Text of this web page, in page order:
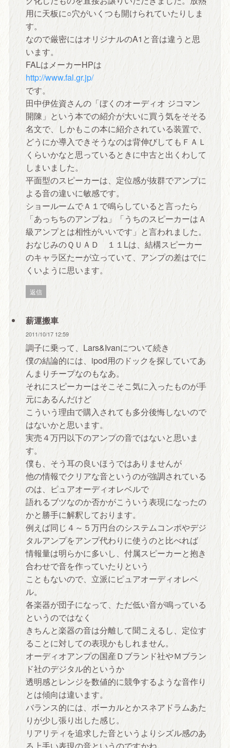
用に天板に○穴がいくつも開けられていたりしま
す。
なので厳密にはオリジナルのA1と音は違うと思
います。
FALはメーカーHPは
http://www.fal.gr.jp/
です。
田中伊佐資さんの「ぼくのオーディオ ジコマン
開陳」という本での紹介が大いに買う気をそそる
名文で、しかもこの本に紹介されている装置で、
どうにか導入できそうなのは背伸びしてもＦＡＬ
くらいかなと思っているときに中古と出くわして
しまいました。
平面型のスピーカーは、定位感が抜群でアンプに
よる音の違いに敏感です。
ショールームでＡ１で鳴らしていると言ったら
「あっちちのアンプね」「うちのスピーカーはＡ
級アンプとは相性がいいです」と言われました。
おなじみのＱＵＡＤ １１Lは、結構スピーカー
のキャラ区たーが立っていて、アンプの差はでに
くいように思います。
返信
薪運搬車
2011/10/17 12:59
調子に乗って、Lars&Ivanについて続き
僕の結論的には、ipod用のドックを探していてあ
んまりチープなのもなあ。
それにスピーカーはそこそこ気に入ったものが手
元にあるんだけど
こういう理由で購入されても多分後悔しないので
はないかと思います。
実売４万円以下のアンプの音ではないと思いま
す。
僕も、そう耳の良いほうではありませんが
他の情報でクリアな音というのが強調されている
のは、ピュアオーディオレベルで
語れるブツなのか否かがこういう表現になったの
かと勝手に解釈しております。
例えば同じ４～５万円台のシステムコンポやデジ
タルアンプをアンプ代わりに使うのと比べれば
情報量は明らかに多いし、付属スピーカーと抱き
合わせで音を作っていたりという
こともないので、立派にピュアオーディオレベ
ル。
各楽器が団子になって、ただ低い音が鳴っている
というのではなく
きちんと楽器の音は分離して聞こえるし、定位す
ることに対しての表現かもしれません。
オーディオアンプの国産Ｄブランド社やＭブラン
ド社のデジタル的というか
透明感とレンジを数値的に競争するような音作り
とは傾向は違います。
バランス的には、ボーカルとかスネアドラムあた
りが少し張り出した感じ。
リアリティを追求した音というよりシズル感のあ